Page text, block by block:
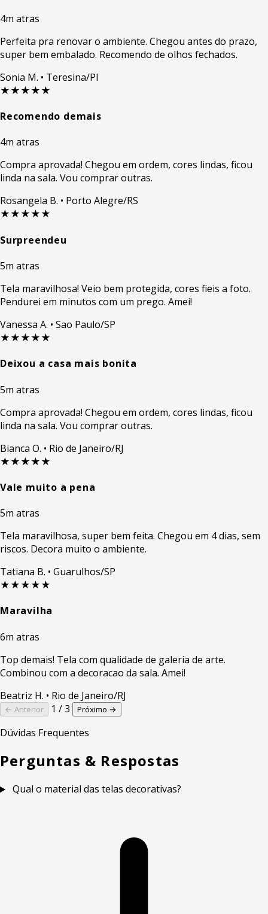
4m atras
Perfeita pra renovar o ambiente. Chegou antes do prazo,
super bem embalado. Recomendo de olhos fechados.
Sonia M. • Teresina/PI
★★★★★
Recomendo demais
4m atras
Compra aprovada! Chegou em ordem, cores lindas, ficou
linda na sala. Vou comprar outras.
Rosangela B. • Porto Alegre/RS
★★★★★
Surpreendeu
5m atras
Tela maravilhosa! Veio bem protegida, cores fieis a foto.
Pendurei em minutos com um prego. Amei!
Vanessa A. • Sao Paulo/SP
★★★★★
Deixou a casa mais bonita
5m atras
Compra aprovada! Chegou em ordem, cores lindas, ficou
linda na sala. Vou comprar outras.
Bianca O. • Rio de Janeiro/RJ
★★★★★
Vale muito a pena
5m atras
Tela maravilhosa, super bem feita. Chegou em 4 dias, sem
riscos. Decora muito o ambiente.
Tatiana B. • Guarulhos/SP
★★★★★
Maravilha
6m atras
Top demais! Tela com qualidade de galeria de arte.
Combinou com a decoracao da sala. Amei!
Beatriz H. • Rio de Janeiro/RJ
← Anterior 1 / 3 Próximo →
Dúvidas Frequentes
Perguntas & Respostas
Qual o material das telas decorativas?